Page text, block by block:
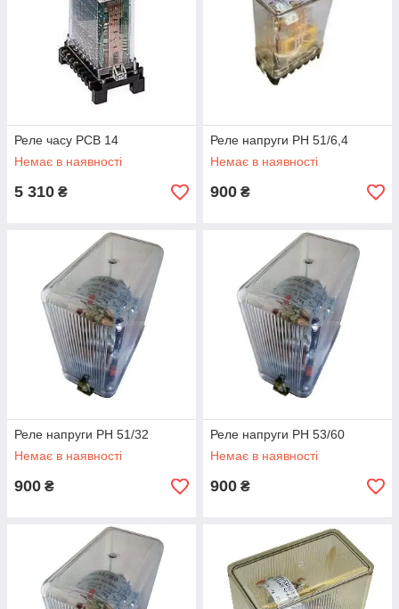
Реле часу РСВ 14
Немає в наявності
5 310 ₴
Реле напруги РН 51/6,4
Немає в наявності
900 ₴
Реле напруги РН 51/32
Немає в наявності
900 ₴
Реле напруги РН 53/60
Немає в наявності
900 ₴